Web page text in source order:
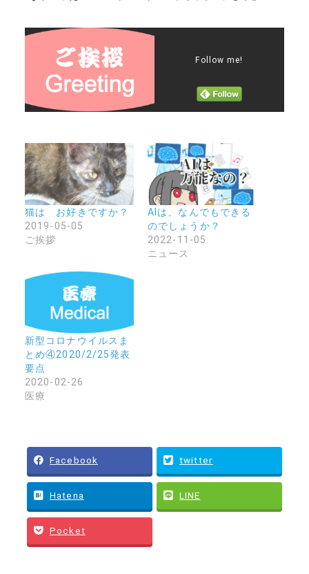
Follow me!
猫は お好きですか？
2019-05-05
ご挨拶
AIは、なんでもできる
のでしょうか？
2022-11-05
ニュース
新型コロナウイルスま
とめ④2020/2/25発表
要点
2020-02-26
医療
Facebook twitter
Hatena LINE
Pocket